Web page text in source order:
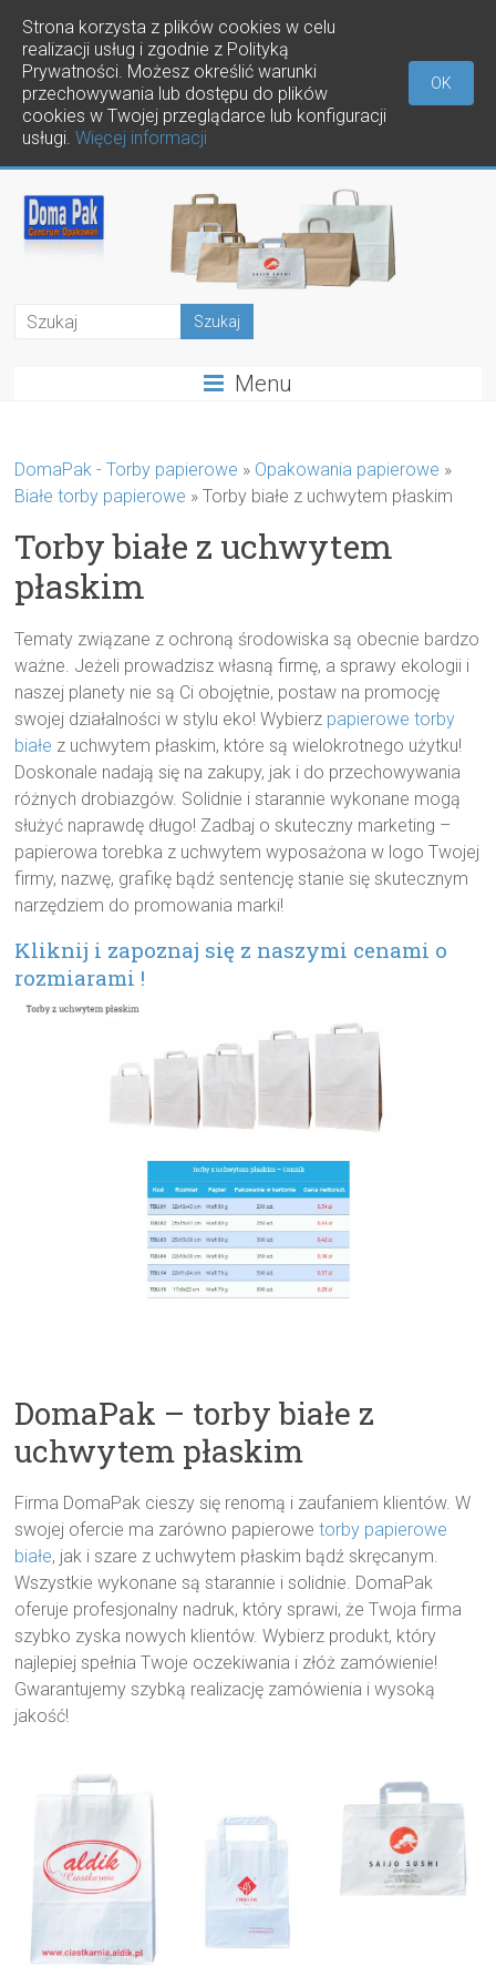
Menu
DomaPak - Torby papierowe » Opakowania papierowe »
Białe torby papierowe »Torby białe z uchwytem płaskim
Torby białe z uchwytem
płaskim
Tematy związane z ochroną środowiska są obecnie bardzo
ważne. Jeżeli prowadzisz własną firmę, a sprawy ekologii i
naszej planety nie są Ci obojętnie, postaw na promocję
swojej działalności w stylu eko! Wybierz papierowe torby
białe z uchwytem płaskim, które są wielokrotnego użytku!
Doskonale nadają się na zakupy, jak i do przechowywania
różnych drobiazgów. Solidnie i starannie wykonane mogą
służyć naprawdę długo! Zadbaj o skuteczny marketing –
papierowa torebka z uchwytem wyposażona w logo Twojej
firmy, nazwę, grafikę bądź sentencję stanie się skutecznym
narzędziem do promowania marki!
Kliknij i zapoznaj się z naszymi cenami o
rozmiarami !
DomaPak – torby białe z
uchwytem płaskim
Firma DomaPak cieszy się renomą i zaufaniem klientów. W
swojej ofercie ma zarówno papierowetorby papierowe
białe, jak i szare z uchwytem płaskim bądź skręcanym.
Wszystkie wykonane są starannie i solidnie. DomaPak
oferuje profesjonalny nadruk, który sprawi, że Twoja firma
szybko zyska nowych klientów. Wybierz produkt, który
najlepiej spełnia Twoje oczekiwania i złóż zamówienie!
Gwarantujemy szybką realizację zamówienia i wysoką
jakość!
Strona korzysta z plików cookies w celu
realizacji usług i zgodnie z Polityką
Prywatności. Możesz określić warunki
przechowywania lub dostępu do plików
cookies w Twojej przeglądarce lub konfiguracji
usługi. Więcej informacji
OK